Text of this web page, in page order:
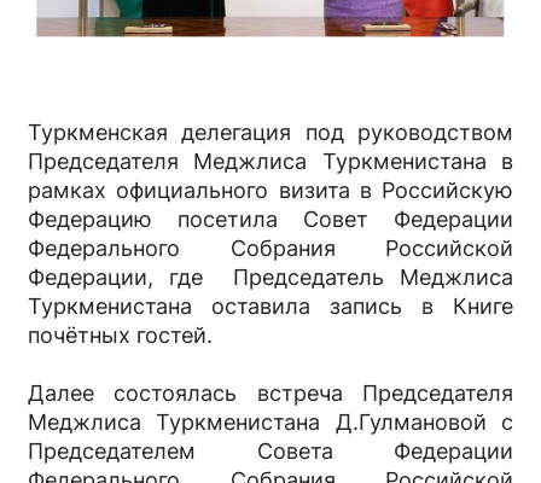
Туркменская делегация под руководством
Председателя Меджлиса Туркменистана в
рамках официального визита в Российскую
Федерацию посетила Совет Федерации
Федерального Собрания Российской
Федерации, где Председатель Меджлиса
Туркменистана оставила запись в Книге
почётных гостей.
Далее состоялась встреча Председателя
Меджлиса Туркменистана Д.Гулмановой с
Председателем Совета Федерации